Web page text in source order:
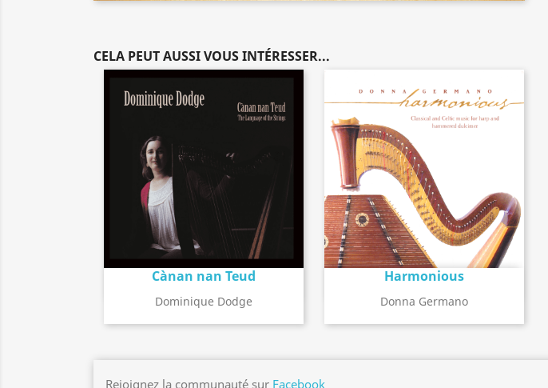
CELA PEUT AUSSI VOUS INTÉRESSER...
Cànan nan Teud
Dominique Dodge
searchDétail de l'album Harmonious
Donna Germano
Détail de l'album
Rejoignez la communauté sur Facebook